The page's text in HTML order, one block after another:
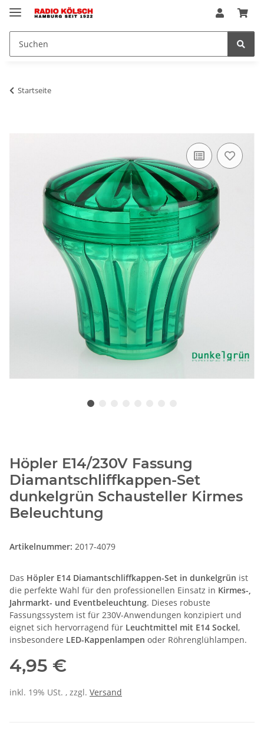
Startseite
Höpler E14/230V Fassung
Diamantschliffkappen-Set
dunkelgrün Schausteller Kirmes
Beleuchtung
Artikelnummer: 2017-4079
Das Höpler E14 Diamantschliffkappen-Set in dunkelgrün ist
die perfekte Wahl für den professionellen Einsatz in Kirmes-,
Jahrmarkt- und Eventbeleuchtung. Dieses robuste
Fassungssystem ist für 230V-Anwendungen konzipiert und
eignet sich hervorragend für Leuchtmittel mit E14 Sockel,
insbesondere LED-Kappenlampen oder Röhrenglühlampen.
4,95 €
inkl. 19% USt. , zzgl. Versand